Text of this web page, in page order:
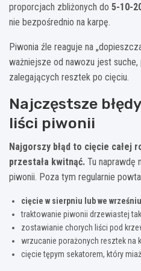
proporcjach zbliżonych do 5-10-
nie bezpośrednio na karpę.
Piwonia źle reaguje na
ważniejsze od nawozu jest
zalegających resztek po cięciu.
Najczęstsze
liści piwonii
Najgorszy błąd to cięcie całej
przestała kwitnąć. Tu naprawdę
piwonii. Poza tym regularnie
cięcie w sierpniu lub we wrześniu
traktowanie piwonii drzewiastej
zostawianie chorych liści pod
wrzucanie porażonych resztek na
cięcie tępym sekatorem, który